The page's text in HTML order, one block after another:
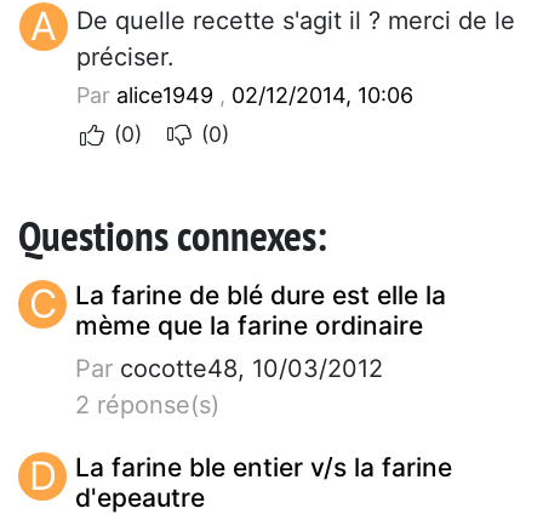
A
De quelle recette s'agit il ? merci de le
préciser.
Par alice1949 , 02/12/2014, 10:06
(0)
(0)
Questions connexes:
C
La farine de blé dure est elle la
mème que la farine ordinaire
Par cocotte48, 10/03/2012
2 réponse(s)
D
La farine ble entier v/s la farine
d'epeautre